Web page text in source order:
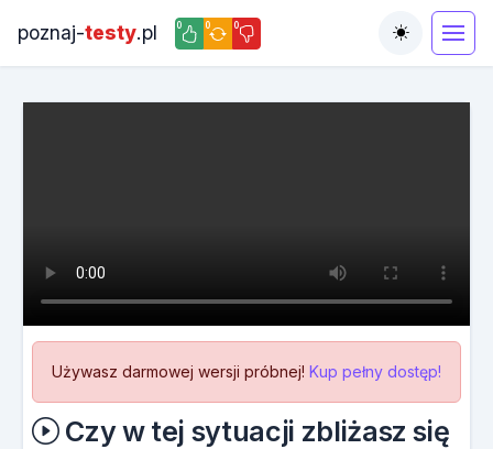
poznaj-testy.pl 0 0 0
Toggle
Używasz darmowej wersji próbnej! Kup pełny dostęp!
Czy w tej sytuacji zbliżasz się